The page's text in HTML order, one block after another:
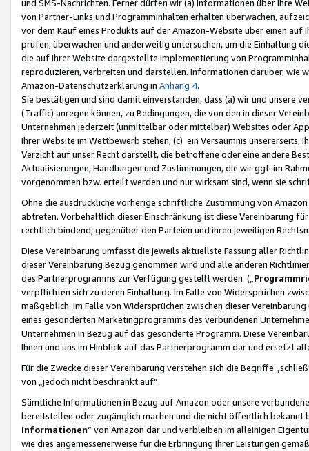
und SMS-Nachrichten. Ferner dürfen wir (a) Informationen über Ihre
von Partner-Links und Programminhalten erhalten überwachen,
vor dem Kauf eines Produkts auf der Amazon-Website über einen
prüfen, überwachen und anderweitig untersuchen, um die Einhaltung
die auf Ihrer Website dargestellte Implementierung von
reproduzieren, verbreiten und darstellen. Informationen darüber, wie
Amazon-Datenschutzerklärung in Anhang 4.
Sie bestätigen und sind damit einverstanden, dass (a) wir und
(Traffic) anregen können, zu Bedingungen, die von den in dieser
Unternehmen jederzeit (unmittelbar oder mittelbar) Websites oder
Ihrer Website im Wettbewerb stehen, (c) ein Versäumnis unsererseits,
Verzicht auf unser Recht darstellt, die betroffene oder eine andere
Aktualisierungen, Handlungen und Zustimmungen, die wir ggf. im
vorgenommen bzw. erteilt werden und nur wirksam sind, wenn sie
Ohne die ausdrückliche vorherige schriftliche Zustimmung von
abtreten. Vorbehaltlich dieser Einschränkung ist diese Vereinbarung
rechtlich bindend, gegenüber den Parteien und ihren jeweiligen
Diese Vereinbarung umfasst die jeweils aktuellste Fassung aller
dieser Vereinbarung Bezug genommen wird und alle anderen
des Partnerprogramms zur Verfügung gestellt werden („
verpflichten sich zu deren Einhaltung. Im Falle von Widersprüchen
maßgeblich. Im Falle von Widersprüchen zwischen dieser
eines gesonderten Marketingprogramms des verbundenen
Unternehmen in Bezug auf das gesonderte Programm. Diese
Ihnen und uns im Hinblick auf das Partnerprogramm dar und ersetzt
Für die Zwecke dieser Vereinbarung verstehen sich die Begriffe
von „jedoch nicht beschränkt auf“.
Sämtliche Informationen in Bezug auf Amazon oder unsere
bereitstellen oder zugänglich machen und die nicht öffentlich
Informationen“ von Amazon dar und verbleiben im alleinigen
wie dies angemessenerweise für die Erbringung Ihrer Leistungen